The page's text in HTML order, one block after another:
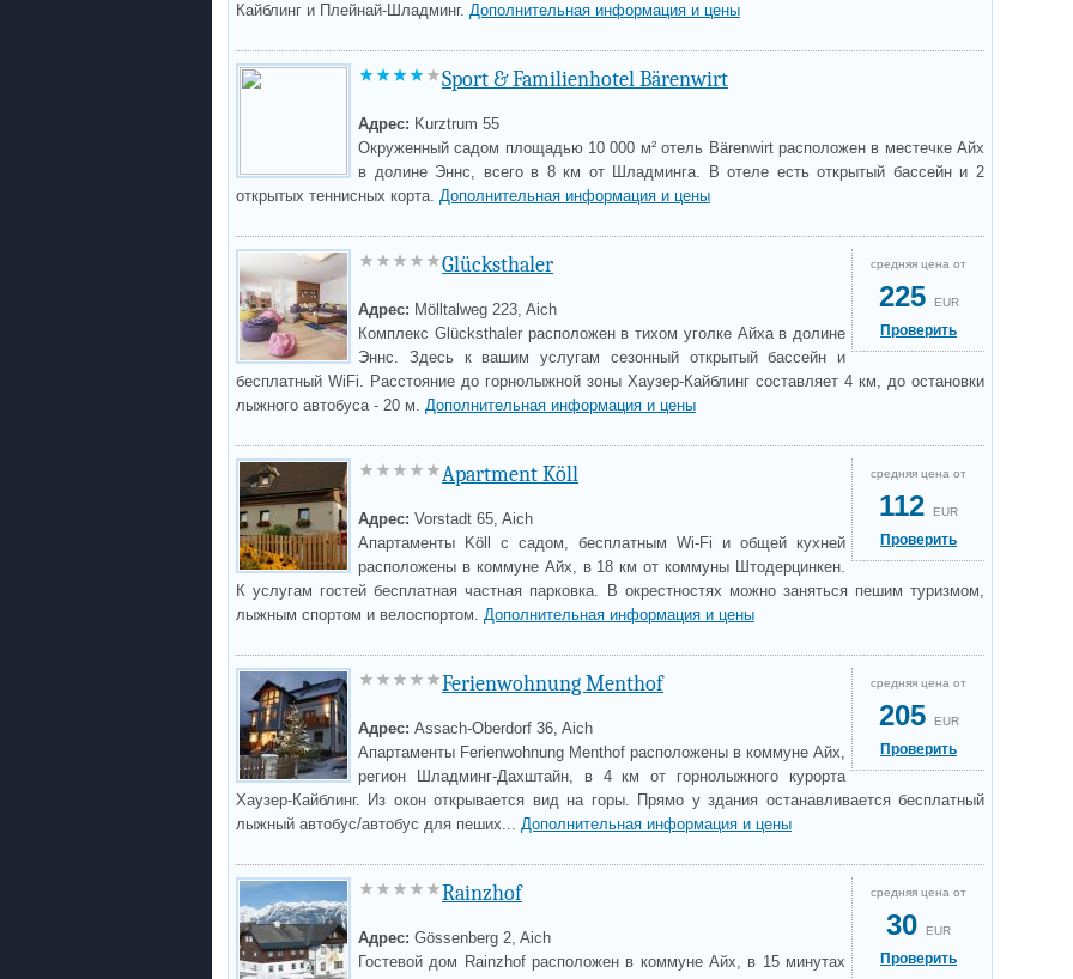
Кайблинг и Плейнай-Шладминг. Дополнительная информация и цены
Sport & Familienhotel Bärenwirt
Адрес: Kurztrum 55
Окруженный садом площадью 10 000 м² отель Bärenwirt расположен в местечке Айх
в долине Эннс, всего в 8 км от Шладминга. В отеле есть открытый бассейн и 2
открытых теннисных корта. Дополнительная информация и цены
средняя цена от
225 EUR
Проверить
Glücksthaler
Адрес: Mölltalweg 223, Aich
Комплекс Glücksthaler расположен в тихом уголке Айха в долине
Эннс. Здесь к вашим услугам сезонный открытый бассейн и
бесплатный WiFi. Расстояние до горнолыжной зоны Хаузер-Кайблинг составляет 4 км, до остановки
лыжного автобуса - 20 м. Дополнительная информация и цены
средняя цена от
112 EUR
Проверить
Apartment Köll
Адрес: Vorstadt 65, Aich
Апартаменты Köll с садом, бесплатным Wi-Fi и общей кухней
расположены в коммуне Айх, в 18 км от коммуны Штодерцинкен.
К услугам гостей бесплатная частная парковка. В окрестностях можно заняться пешим туризмом,
лыжным спортом и велоспортом. Дополнительная информация и цены
средняя цена от
205 EUR
Проверить
Ferienwohnung Menthof
Адрес: Assach-Oberdorf 36, Aich
Апартаменты Ferienwohnung Menthof расположены в коммуне Айх,
регион Шладминг-Дахштайн, в 4 км от горнолыжного курорта
Хаузер-Кайблинг. Из окон открывается вид на горы. Прямо у здания останавливается бесплатный
лыжный автобус/автобус для пеших... Дополнительная информация и цены
средняя цена от
30 EUR
Проверить
Rainzhof
Адрес: Gössenberg 2, Aich
Гостевой дом Rainzhof расположен в коммуне Айх, в 15 минутах